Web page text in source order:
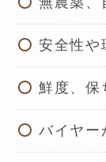
安全性や
鮮度、保
バイヤー